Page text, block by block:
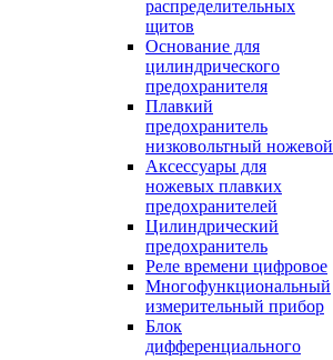
распределительных
щитов
Основание для
цилиндрического
предохранителя
Плавкий
предохранитель
низковольтный ножевой
Аксессуары для
ножевых плавких
предохранителей
Цилиндрический
предохранитель
Реле времени цифровое
Многофункциональный
измерительный прибор
Блок
дифференциального